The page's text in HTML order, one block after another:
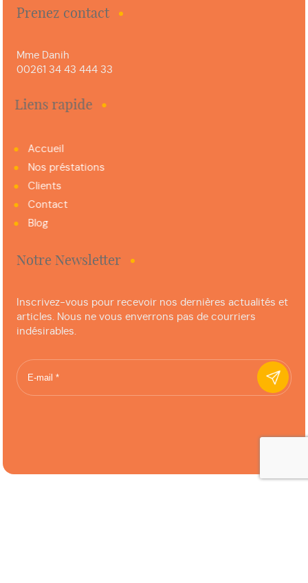
Prenez contact
Mme Danih
00261 34 43 444 33
Liens rapide
Accueil
Nos préstations
Clients
Contact
Blog
Notre Newsletter
Inscrivez-vous pour recevoir nos dernières actualités et
articles. Nous ne vous enverrons pas de courriers
indésirables.